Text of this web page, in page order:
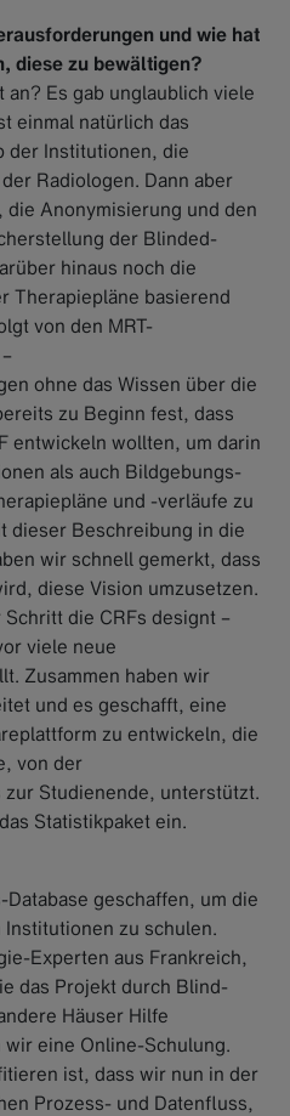
und wie hat
diese zu bewältigen?
an? Es gab unglaublich viele
einmal natürlich das
der Institutionen, die
Radiologen. Dann aber
Anonymisierung und den
der Blinded-
hinaus noch die
Therapiepläne basierend
von den MRT-
ohne das Wissen über die
zu Beginn fest, dass
entwickeln wollten, um darin
als auch Bildgebungs-
und -verläufe zu
dieser Beschreibung in die
wir schnell gemerkt, dass
diese Vision umzusetzen.
die CRFs designt –
viele neue
Zusammen haben wir
und es geschafft, eine
zu entwickeln, die
von der
Studienende, unterstützt.
Statistikpaket ein.
geschaffen, um die
zu schulen.
Experten aus Frankreich,
das Projekt durch Blind-
Häuser Hilfe
eine Online-Schulung.
ist, dass wir nun in der
Prozess- und Datenfluss,